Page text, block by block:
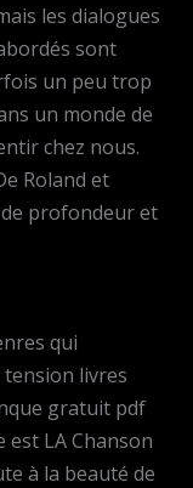
les dialogues
sont
un peu trop
un monde de
chez nous.
Roland et
de profondeur et
qui
livres
gratuit pdf
LA Chanson
à la beauté de